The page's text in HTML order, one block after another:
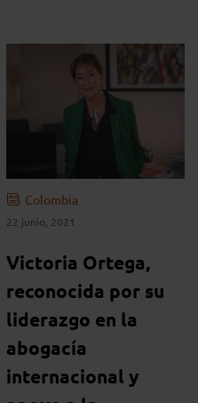
Colombia
22 junio, 2021
Victoria Ortega,
reconocida por su
liderazgo en la
abogacía
internacional y